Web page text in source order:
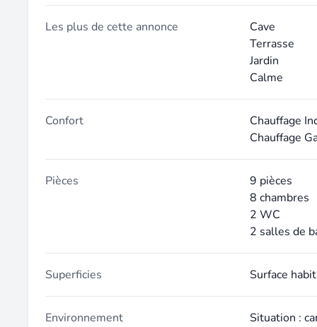
Les plus de cette annonce
Cave
Terrasse
Jardin
Calme
Confort
Chauffage
Chauffage
Pièces
9 pièces
8 chambres
2 WC
2 salles de
Superficies Surface
Environnement Situation :